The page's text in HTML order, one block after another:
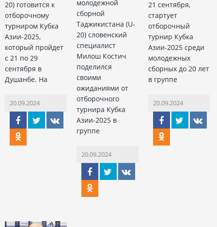
20) готовится к
отборочному
турниром Кубка
Азии-2025,
который пройдет
с 21 по 29
сентября в
Душанбе. На
20.09.2024
молодежной
сборной
Таджикистана (U-
20) словенский
специалист
Милош Костич
поделился
своими
ожиданиями от
отборочного
турнира Кубка
Азии-2025 в
группе
20.09.2024
21 сентября,
стартует
отборочный
турнир Кубка
Азии-2025 среди
молодежных
сборных до 20 лет
в группе
20.09.2024